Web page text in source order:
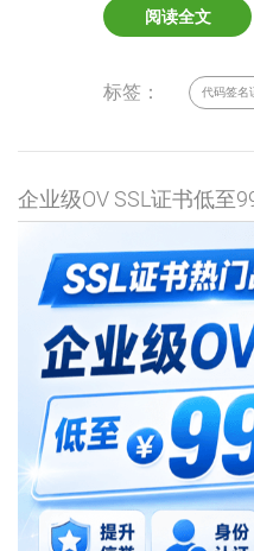
阅读全文
标签： 代码签名
企业级OV SSL证书低至